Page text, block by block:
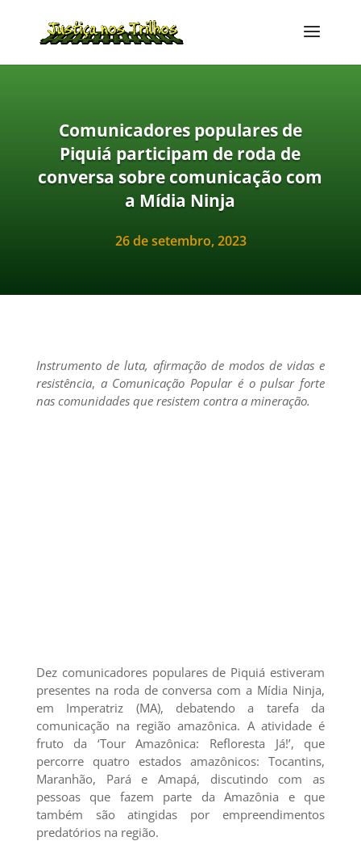
Comunicadores populares de
Piquiá participam de roda de
conversa sobre comunicação com
a Mídia Ninja
26 de setembro, 2023
Instrumento de luta, afirmação de modos de vidas e
resistência, a Comunicação Popular é o pulsar forte
nas comunidades que resistem contra a mineração.
Dez comunicadores populares de Piquiá estiveram
presentes na roda de conversa com a Mídia Ninja,
em Imperatriz (MA), debatendo a tarefa da
comunicação na região amazônica. A atividade é
fruto da ‘Tour Amazônica: Refloresta Já!’, que
percorre quatro estados amazônicos: Tocantins,
Maranhão, Pará e Amapá, discutindo com as
pessoas que fazem parte da Amazônia e que
também são atingidas por empreendimentos
predatórios na região.